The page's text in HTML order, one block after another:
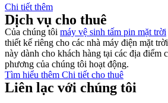
Chi tiết thêm
Dịch vụ cho thuê
Của chúng tôi máy vệ sinh tấm pin mặt trời
thiết kế riêng cho các nhà máy điện mặt
này dành cho khách hàng tại các địa điểm
phương của chúng tôi hoạt động.
Tìm hiểu thêm Chi tiết cho thuê
Liên lạc với chúng tôi